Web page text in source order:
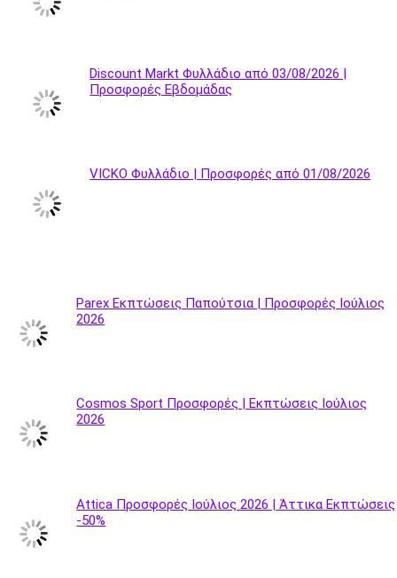
Discount Markt Φυλλάδιο από 03/08/2026 |
Προσφορές Εβδομάδας
VICKO Φυλλάδιο | Προσφορές από 01/08/2026
Parex Εκπτώσεις Παπούτσια | Προσφορές Ιούλιος
2026
Cosmos Sport Προσφορές | Εκπτώσεις Ιούλιος
2026
Attica Προσφορές Ιούλιος 2026 | Άττικα Εκπτώσεις
-50%